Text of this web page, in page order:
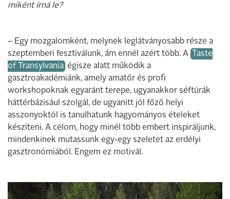
miként írná le?
– Egy mozgalomként, melynek leglátványosabb része a
szeptemberi fesztiválunk, ám ennél azért több. A
Taste
of Transylvania égisze alatt működik a
gasztroakadémiánk, amely amatőr és profi
workshopoknak egyaránt terepe, ugyanakkor séftúrák
háttérbázisául szolgál, de ugyanitt jól főző helyi
asszonyoktól is tanulhatunk hagyományos ételeket
készíteni. A célom, hogy minél több embert inspiráljunk,
mindenkinek mutassunk egy-egy szeletet az erdélyi
gasztronómiából. Engem ez motivál.